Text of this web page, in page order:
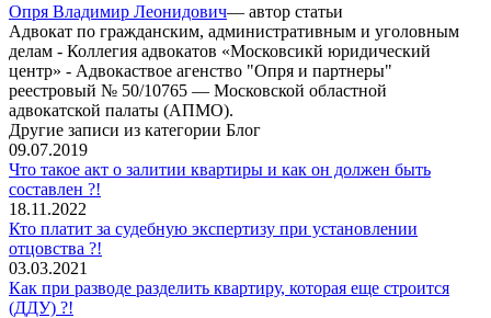
Опря Владимир Леонидович— автор статьи
Адвокат по гражданским, административным и уголовным
делам - Коллегия адвокатов «Московсикй юридический
центр» - Адвокаствое агенство "Опря и партнеры"
реестровый № 50/10765 — Московской областной
адвокатской палаты (АПМО).
Другие записи из категории Блог
09.07.2019
Что такое акт о залитии квартиры и как он должен быть
составлен ?!
18.11.2022
Кто платит за судебную экспертизу при установлении
отцовства ?!
03.03.2021
Как при разводе разделить квартиру, которая еще строится
(ДДУ) ?!